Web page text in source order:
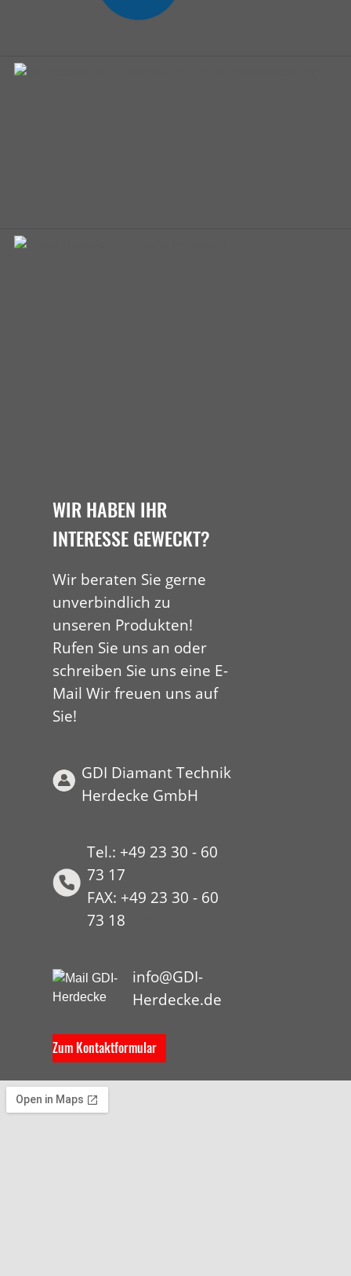
WIR HABEN IHR
INTERESSE GEWECKT?
Wir beraten Sie gerne
unverbindlich zu
unseren Produkten!
Rufen Sie uns an oder
schreiben Sie uns eine E-
Mail Wir freuen uns auf
Sie!
GDI Diamant Technik
Herdecke GmbH
Tel.: +49 23 30 - 60
73 17
FAX: +49 23 30 - 60
73 18
info@GDI-
Herdecke.de
Zum Kontaktformular